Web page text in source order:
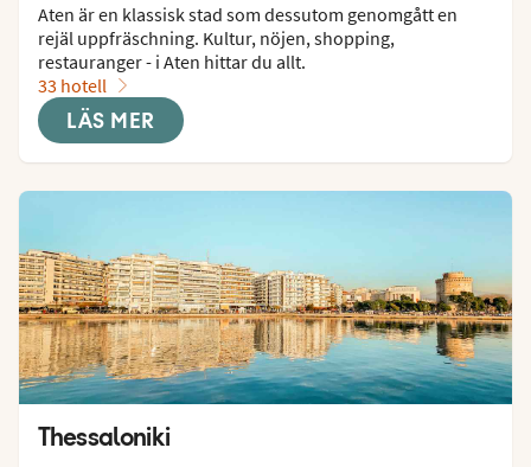
Aten är en klassisk stad som dessutom genomgått en
rejäl uppfräschning. Kultur, nöjen, shopping,
restauranger - i Aten hittar du allt.
33 hotell
LÄS MER
Thessaloniki